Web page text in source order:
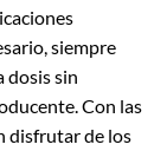
siempre
dosis sin
Con las
disfrutar de los